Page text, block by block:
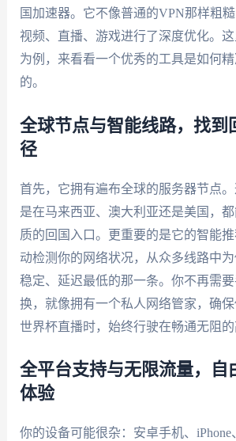
国加速器。它不像普通的VPN那样粗
视频、直播、游戏进行了深度优化。这
为例，来看看一个优秀的工具是如何
的。
全球节点与智能线路，找到
径
首先，它拥有遍布全球的服务器节点
是在马来西亚、澳大利亚还是美国，
质的回国入口。更重要的是它的智能
动检测你的网络状况，从众多线路中
稳定、延迟最低的那一条。你不再需
换，就像拥有一个私人网络管家，确
世界杯直播时，始终行驶在畅通无阻的
全平台支持与无限流量，自
体验
你的设备可能很杂：安卓手机、iPhone